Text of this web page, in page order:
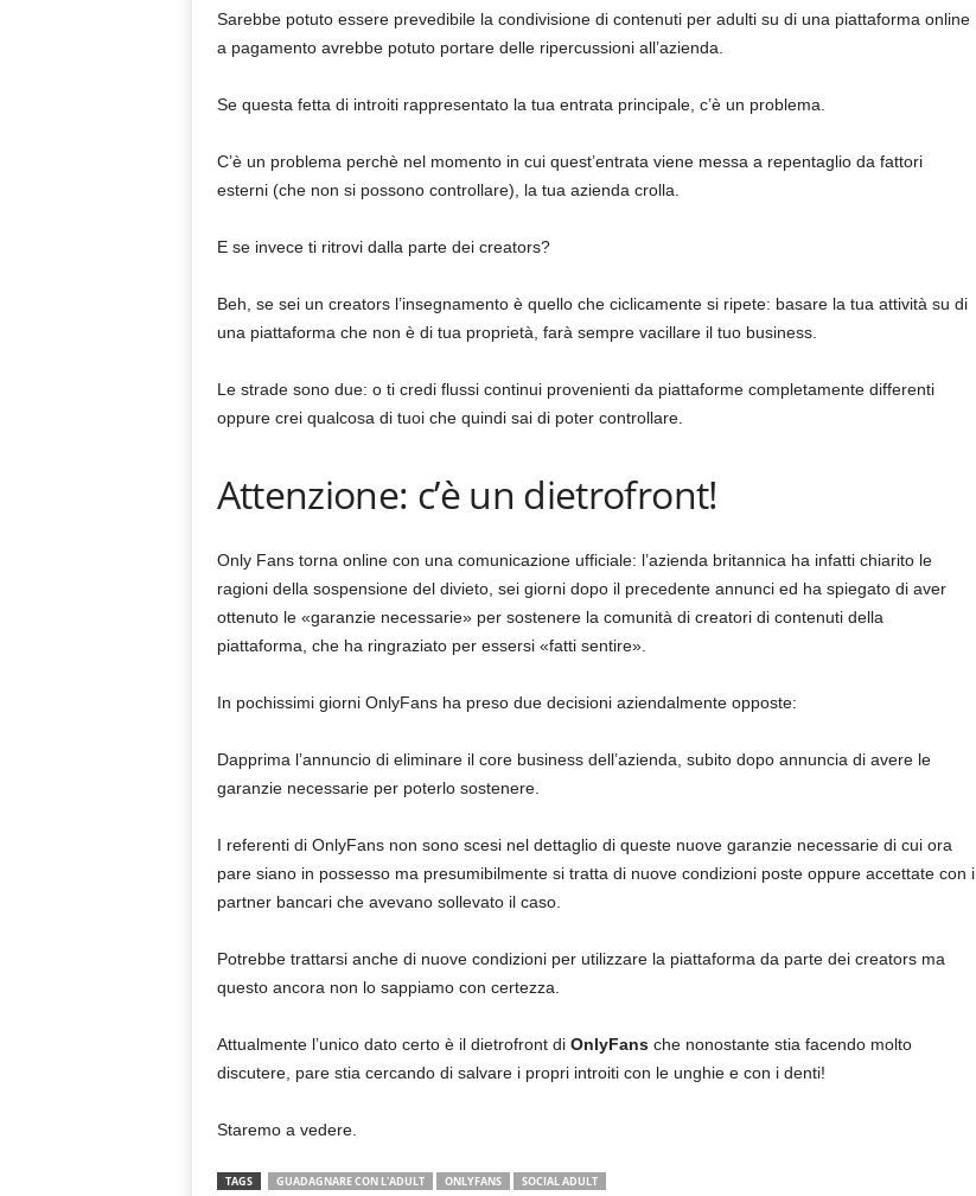
Sarebbe potuto essere prevedibile la condivisione di contenuti per adulti su di una piattaforma online
a pagamento avrebbe potuto portare delle ripercussioni all’azienda.
Se questa fetta di introiti rappresentato la tua entrata principale, c’è un problema.
C’è un problema perchè nel momento in cui quest’entrata viene messa a repentaglio da fattori
esterni (che non si possono controllare), la tua azienda crolla.
E se invece ti ritrovi dalla parte dei creators?
Beh, se sei un creators l’insegnamento è quello che ciclicamente si ripete: basare la tua attività su di
una piattaforma che non è di tua proprietà, farà sempre vacillare il tuo business.
Le strade sono due: o ti credi flussi continui provenienti da piattaforme completamente differenti
oppure crei qualcosa di tuoi che quindi sai di poter controllare.
Attenzione: c’è un dietrofront!
Only Fans torna online con una comunicazione ufficiale: l’azienda britannica ha infatti chiarito le
ragioni della sospensione del divieto, sei giorni dopo il precedente annunci ed ha spiegato di aver
ottenuto le «garanzie necessarie» per sostenere la comunità di creatori di contenuti della
piattaforma, che ha ringraziato per essersi «fatti sentire».
In pochissimi giorni OnlyFans ha preso due decisioni aziendalmente opposte:
Dapprima l’annuncio di eliminare il core business dell’azienda, subito dopo annuncia di avere le
garanzie necessarie per poterlo sostenere.
I referenti di OnlyFans non sono scesi nel dettaglio di queste nuove garanzie necessarie di cui ora
pare siano in possesso ma presumibilmente si tratta di nuove condizioni poste oppure accettate con i
partner bancari che avevano sollevato il caso.
Potrebbe trattarsi anche di nuove condizioni per utilizzare la piattaforma da parte dei creators ma
questo ancora non lo sappiamo con certezza.
Attualmente l’unico dato certo è il dietrofront di OnlyFansche nonostante stia facendo molto
discutere, pare stia cercando di salvare i propri introiti con le unghie e con i denti!
Staremo a vedere.
TAGS GUADAGNARE CON L'ADULT ONLYFANS SOCIAL ADULT